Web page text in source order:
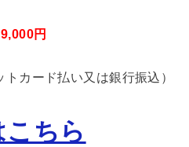
9,000円
トカード払い又は銀行振込）
ちら